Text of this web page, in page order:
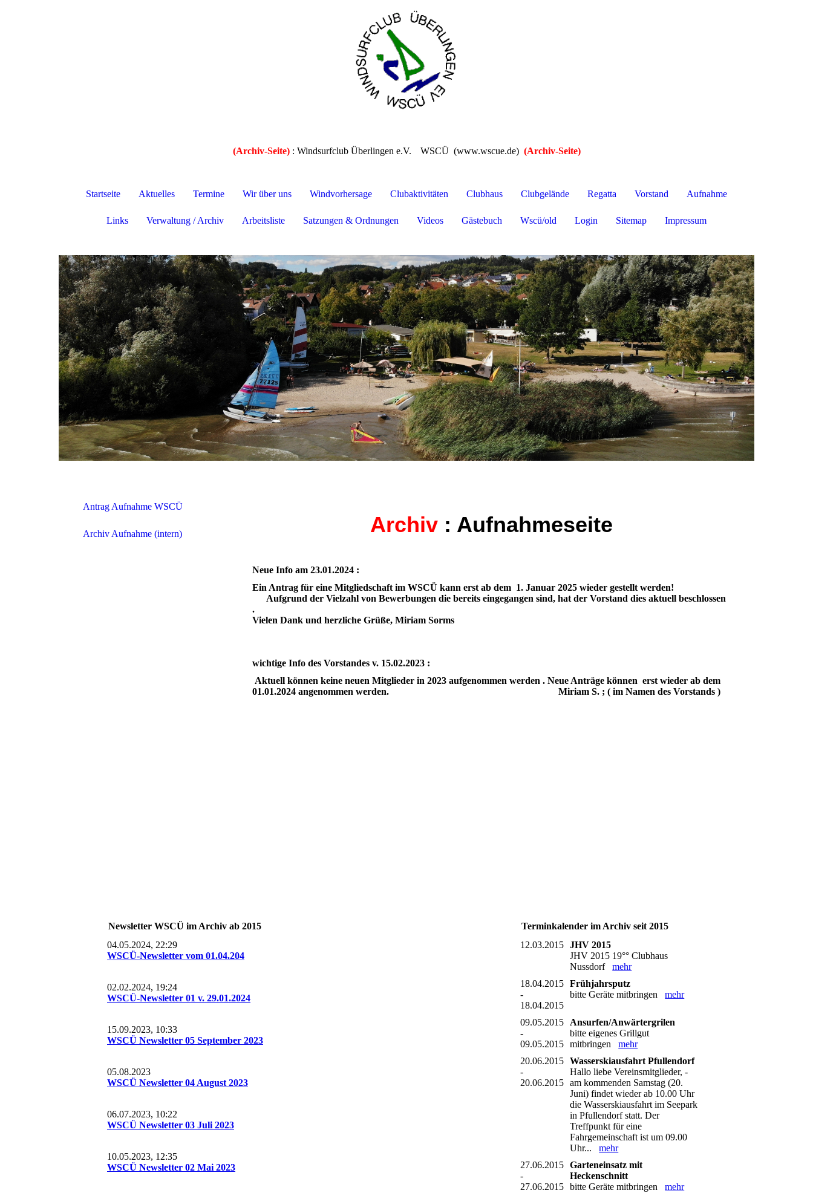
(Archiv-Seite) : Windsurfclub Überlingen e.V. WSCÜ (www.wscue.de) (Archiv-Seite)
Startseite Aktuelles Termine Wir über uns Windvorhersage Clubaktivitäten Clubhaus Clubgelände Regatta Vorstand Aufnahme
Links Verwaltung / Archiv Arbeitsliste Satzungen & Ordnungen Videos Gästebuch Wscü/old Login Sitemap Impressum
Antrag Aufnahme WSCÜ
Archiv Aufnahme (intern) Archiv : Aufnahmeseite
Neue Info am 23.01.2024 :
Ein Antrag für eine Mitgliedschaft im WSCÜ kann erst ab dem 1. Januar 2025 wieder gestellt werden!
Aufgrund der Vielzahl von Bewerbungen die bereits eingegangen sind, hat der Vorstand dies aktuell beschlossen
.
Vielen Dank und herzliche Grüße, Miriam Sorms
wichtige Info des Vorstandes v. 15.02.2023 :
Aktuell können keine neuen Mitglieder in 2023 aufgenommen werden . Neue Anträge können erst wieder ab dem
01.01.2024 angenommen werden. Miriam S. ; ( im Namen des Vorstands )
Newsletter WSCÜ im Archiv ab 2015
04.05.2024, 22:29
WSCÜ-Newsletter vom 01.04.204
02.02.2024, 19:24
WSCÜ-Newsletter 01 v. 29.01.2024
15.09.2023, 10:33
WSCÜ Newsletter 05 September 2023
05.08.2023
WSCÜ Newsletter 04 August 2023
06.07.2023, 10:22
WSCÜ Newsletter 03 Juli 2023
10.05.2023, 12:35
WSCÜ Newsletter 02 Mai 2023
Terminkalender im Archiv seit 2015
12.03.2015
JHV 2015
JHV 2015 19°° Clubhaus
Nussdorfmehr
18.04.2015
-
18.04.2015
Frühjahrsputz
bitte Geräte mitbringenmehr
09.05.2015
-
09.05.2015
Ansurfen/Anwärtergrilen
bitte eigenes Grillgut
mitbringenmehr
20.06.2015
-
20.06.2015
Wasserskiausfahrt Pfullendorf
Hallo liebe Vereinsmitglieder, -
am kommenden Samstag (20.
Juni) findet wieder ab 10.00 Uhr
die Wasserskiausfahrt im Seepark
in Pfullendorf statt. Der
Treffpunkt für eine
Fahrgemeinschaft ist um 09.00
Uhr...mehr
27.06.2015
-
27.06.2015
Garteneinsatz mit
Heckenschnitt
bitte Geräte mitbringenmehr